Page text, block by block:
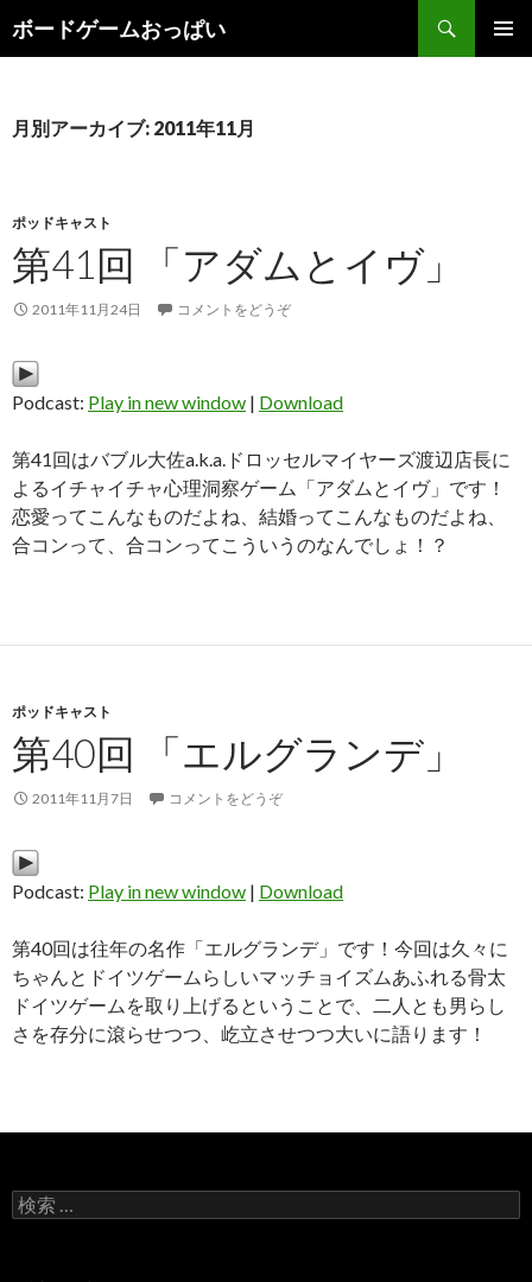
ボードゲームおっぱい
検索
月別アーカイブ: 2011年11月
ポッドキャスト
第41回 「アダムとイヴ」
2011年11月24日 コメントをどうぞ
Podcast: Play in new window | Download
第41回はバブル大佐a.k.a.ドロッセルマイヤーズ渡辺店長に
よるイチャイチャ心理洞察ゲーム「アダムとイヴ」です！
恋愛ってこんなものだよね、結婚ってこんなものだよね、
合コンって、合コンってこういうのなんでしょ！？
ポッドキャスト
第40回 「エルグランデ」
2011年11月7日 コメントをどうぞ
Podcast: Play in new window | Download
第40回は往年の名作「エルグランデ」です！今回は久々に
ちゃんとドイツゲームらしいマッチョイズムあふれる骨太
ドイツゲームを取り上げるということで、二人とも男らし
さを存分に滾らせつつ、屹立させつつ大いに語ります！
検索: